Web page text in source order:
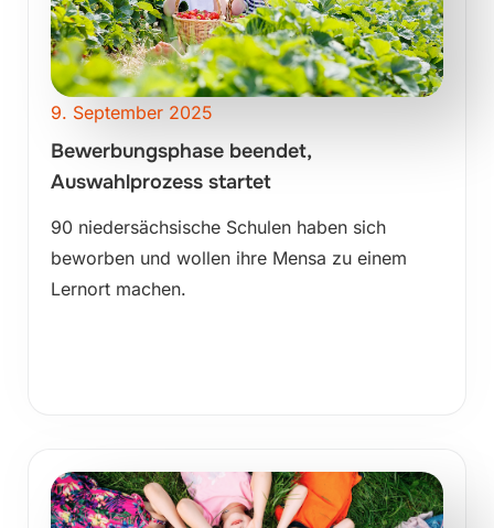
9. September 2025
Bewerbungsphase beendet,
Auswahlprozess startet
90 niedersächsische Schulen haben sich
beworben und wollen ihre Mensa zu einem
Lernort machen.